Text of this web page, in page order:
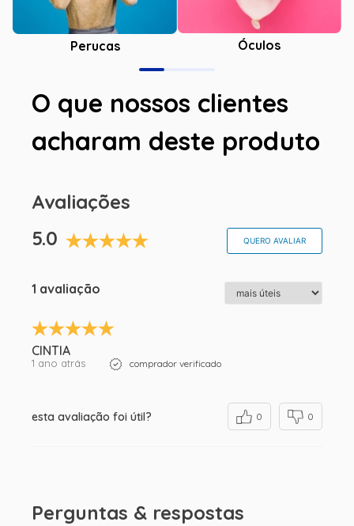
Perucas Óculos
O que nossos clientes
acharam deste produto
Avaliações
5.0
QUERO AVALIAR
1 avaliação
CINTIA
1 ano atrás comprador verificado
esta avaliação foi útil? 0 0
Perguntas & respostas